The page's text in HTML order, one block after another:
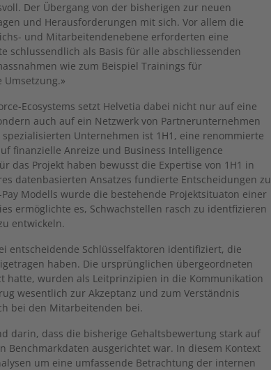
Der Übergang von der bisherigen zur neuen
und Herausforderungen mit sich. Vor allem die
und Mitarbeitendenebene erforderten eine
schlussendlich als Basis für alle abschliessenden
wie zum Beispiel Trainings für
Ecosystems setzt Helvetia dabei nicht nur auf eine
auch auf ein Netzwerk von Partnerunternehmen
Unternehmen ist 1H1, eine renommierte
finanzielle Anreize und Business Intelligence
das Projekt haben bewusst die Expertise von 1H1 in
datenbasierten Ansatzes fundierte Entscheidungen zu
Modells wurde die bestehende Projektsituaton einer
ermöglichte es, Schwachstellen rasch zu identfizieren
entwickeln.
entscheidende Schlüsselfaktoren identifiziert, die
haben. Die ursprünglichen übergeordneten
hatte, wurden als Leitprinzipien in die Kommunikation
wesentlich zur Akzeptanz und zum Verständnis
bei den Mitarbeitenden bei.
darin, dass die bisherige Gehaltsbewertung stark auf
Benchmarkdaten ausgerichtet war. In diesem Kontext
um eine umfassende Betrachtung der internen